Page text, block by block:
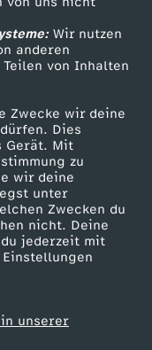
Wir nutzen
anderen
von Inhalten
Zwecke wir deine
Dies
Gerät. Mit
zu
wir deine
unter
Zwecken du
nicht. Deine
jederzeit mit
unserer